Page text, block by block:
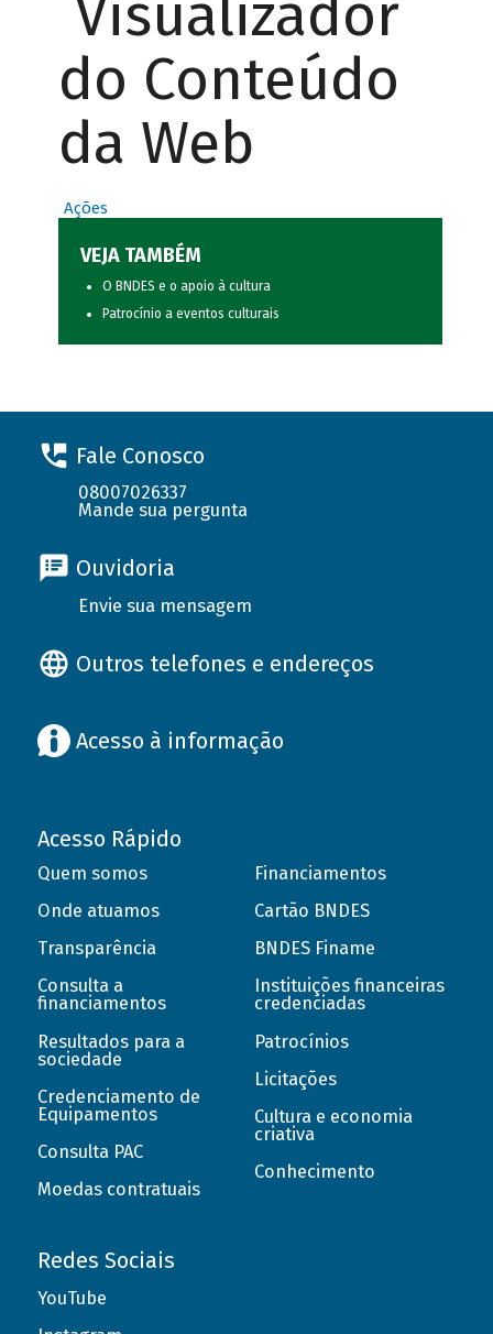
Visualizador
do Conteúdo
da Web
Ações
VEJA TAMBÉM
O BNDES e o apoio à cultura
Patrocínio a eventos culturais
Fale Conosco
08007026337
Mande sua pergunta
Ouvidoria
Envie sua mensagem
Outros telefones e endereços
Acesso à informação
Acesso Rápido
Quem somos
Onde atuamos
Transparência
Consulta a
financiamentos
Resultados para a
sociedade
Credenciamento de
Equipamentos
Consulta PAC
Moedas contratuais
Financiamentos
Cartão BNDES
BNDES Finame
Instituições financeiras
credenciadas
Patrocínios
Licitações
Cultura e economia
criativa
Conhecimento
Redes Sociais
YouTube